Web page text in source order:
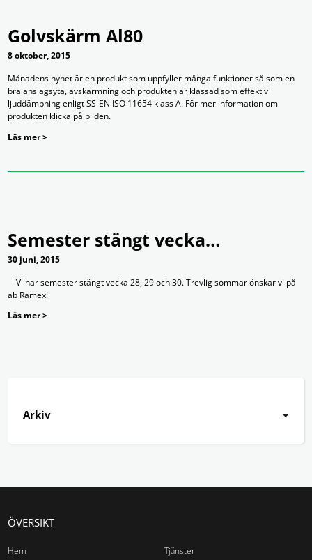
Golvskärm Al80
8 oktober, 2015
Månadens nyhet är en produkt som uppfyller många funktioner så som en
bra anslagsyta, avskärmning och produkten är klassad som effektiv
ljuddämpning enligt SS-EN ISO 11654 klass A. För mer information om
produkten klicka på bilden.
Läs mer >
Semester stängt vecka…
30 juni, 2015
Vi har semester stängt vecka 28, 29 och 30. Trevlig sommar önskar vi på
ab Ramex!
Läs mer >
Arkiv
ÖVERSIKT
Hem
Tjänster